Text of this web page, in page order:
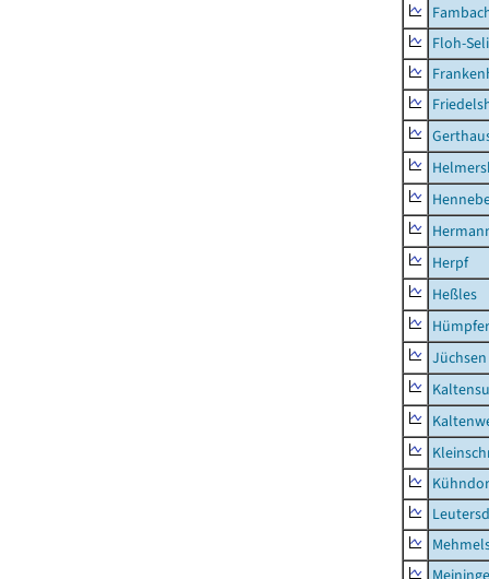
Floh-
Herpf
Heßles
Jüchsen